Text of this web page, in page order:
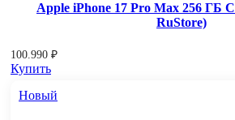
Apple iPhone 17 Pro Max 256 ГБ
RuStore)
100.990 ₽
Купить
Новый